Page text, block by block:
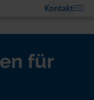
Kontakt
für